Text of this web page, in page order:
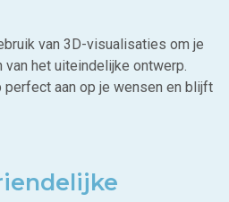
van 3D-visualisaties om je
het uiteindelijke ontwerp.
aan op je wensen en blijft